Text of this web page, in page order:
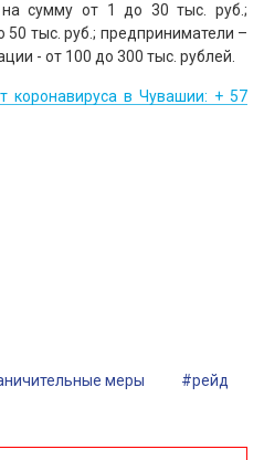
сумму от 1 до 30 тыс. руб.;
тыс. руб.; предприниматели –
- от 100 до 300 тыс. рублей.
коронавируса в Чувашии: + 57
меры #рейд